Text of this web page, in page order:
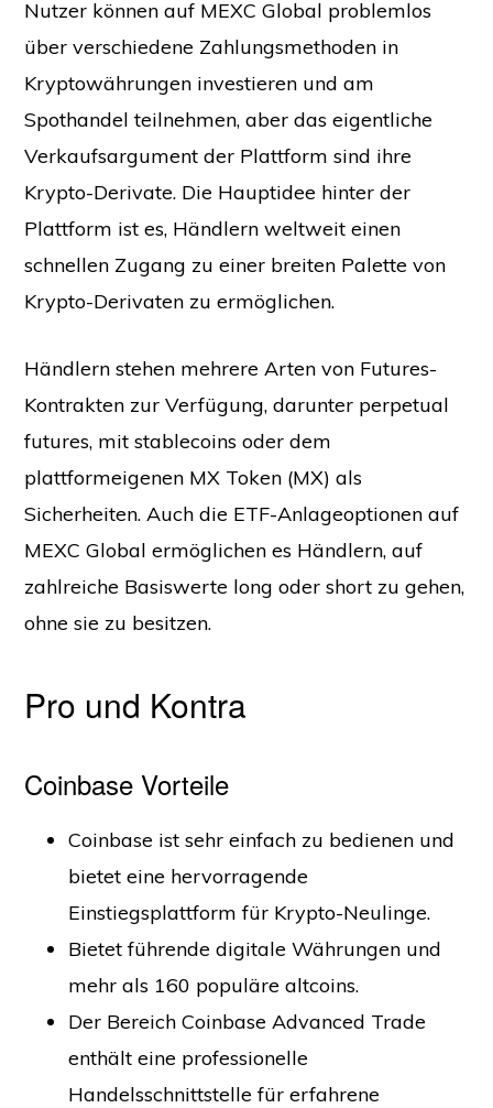
Nutzer können auf MEXC Global problemlos
über verschiedene Zahlungsmethoden in
Kryptowährungen investieren und am
Spothandel teilnehmen, aber das eigentliche
Verkaufsargument der Plattform sind ihre
Krypto-Derivate. Die Hauptidee hinter der
Plattform ist es, Händlern weltweit einen
schnellen Zugang zu einer breiten Palette von
Krypto-Derivaten zu ermöglichen.
Händlern stehen mehrere Arten von Futures-
Kontrakten zur Verfügung, darunter perpetual
futures, mit stablecoins oder dem
plattformeigenen MX Token (MX) als
Sicherheiten. Auch die ETF-Anlageoptionen auf
MEXC Global ermöglichen es Händlern, auf
zahlreiche Basiswerte long oder short zu gehen,
ohne sie zu besitzen.
Pro und Kontra
Coinbase Vorteile
Coinbase ist sehr einfach zu bedienen und
bietet eine hervorragende
Einstiegsplattform für Krypto-Neulinge.
Bietet führende digitale Währungen und
mehr als 160 populäre altcoins.
Der Bereich Coinbase Advanced Trade
enthält eine professionelle
Handelsschnittstelle für erfahrene